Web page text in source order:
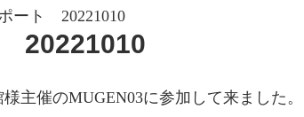
ート 20221010
20221010
主催のMUGEN03に参加して来ました。